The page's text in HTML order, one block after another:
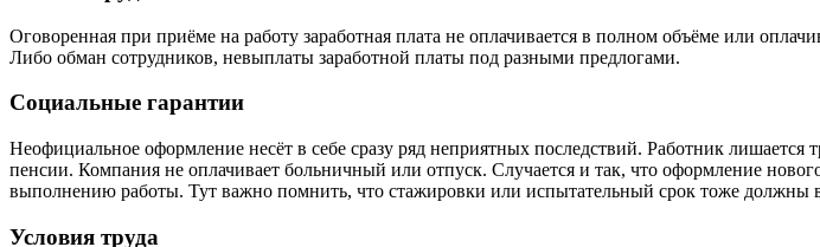
Оговоренная при приёме на работу заработная плата не оплачивается в полном объёме или
Либо обман сотрудников, невыплаты заработной платы под разными предлогами.
Социальные гарантии
Неофициальное оформление несёт в себе сразу ряд неприятных последствий. Работник
пенсии. Компания не оплачивает больничный или отпуск. Случается и так, что оформление
выполнению работы. Тут важно помнить, что стажировки или испытательный срок тоже должны
Условия труда